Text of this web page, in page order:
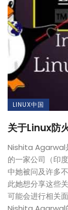
LINUX中国
关于Linux防
Nishita Agarwal
的一家公司（印
中她被问及许多
此她想分享这些
可能会进行相关